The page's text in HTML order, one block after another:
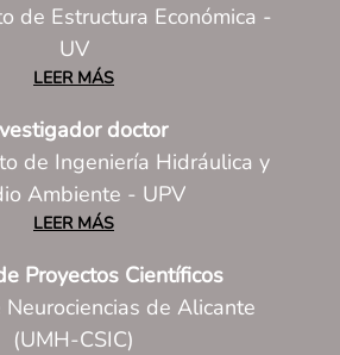
de Estructura Económica -
UV
LEER MÁS
doctor
de Ingeniería Hidráulica y
Ambiente - UPV
LEER MÁS
Proyectos Científicos
de Alicante
(UMH-CSIC)